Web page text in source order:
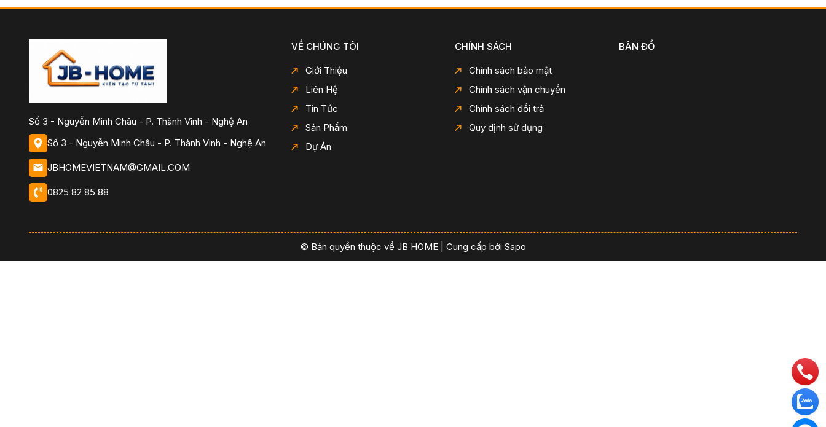
Số 3 - Nguyễn Minh Châu - P. Thành Vinh - Nghệ An
Số 3 - Nguyễn Minh Châu - P. Thành Vinh - Nghệ An
JBHOMEVIETNAM@GMAIL.COM
0825 82 85 88
VỀ CHÚNG TÔI
Giới Thiệu
Liên Hệ
Tin Tức
Sản Phẩm
Dự Án
CHÍNH SÁCH
Chính sách bảo mật
Chính sách vận chuyển
Chính sách đổi trả
Quy định sử dụng
BẢN ĐỒ
© Bản quyền thuộc về JB HOME Cung cấp bởi Sapo